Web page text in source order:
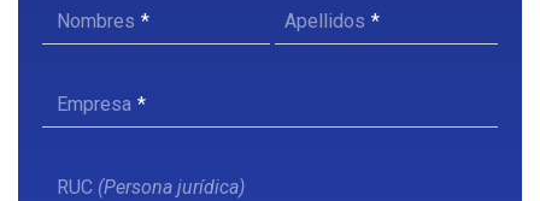
Nombres Apellidos
Empresa
RUC (Persona jurídica)